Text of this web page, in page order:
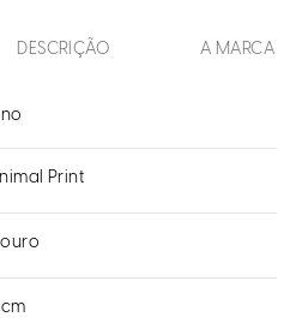
DESCRIÇÃO A MARCA
Print
cm